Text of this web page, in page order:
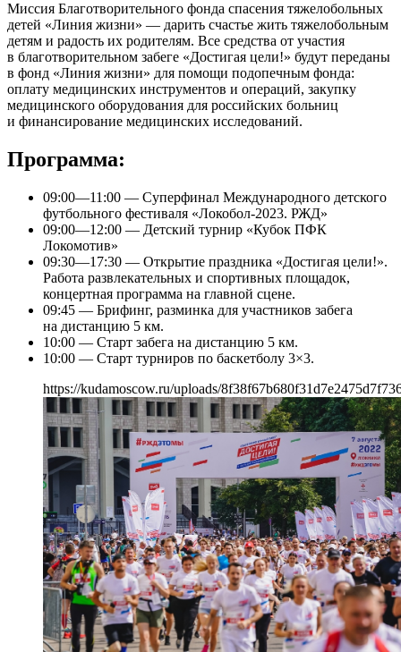
Миссия Благотворительного фонда спасения тяжелобольных
детей «Линия жизни» — дарить счастье жить тяжелобольным
детям и радость их родителям. Все средства от участия
в благотворительном забеге «Достигая цели!» будут переданы
в фонд «Линия жизни» для помощи подопечным фонда:
оплату медицинских инструментов и операций, закупку
медицинского оборудования для российских больниц
и финансирование медицинских исследований.
Программа:
09:00—11:00 — Суперфинал Международного детского
футбольного фестиваля «Локобол-2023. РЖД»
09:00—12:00 — Детский турнир «Кубок ПФК
Локомотив»
09:30—17:30 — Открытие праздника «Достигая цели!».
Работа развлекательных и спортивных площадок,
концертная программа на главной сцене.
09:45 — Брифинг, разминка для участников забега
на дистанцию 5 км.
10:00 — Старт забега на дистанцию 5 км.
10:00 — Старт турниров по баскетболу 3×3.
https://kudamoscow.ru/uploads/